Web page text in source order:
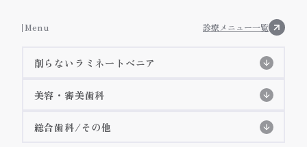
Menu 診療メニュー一覧
削らないラミネートべニア
削らないラミネートべニア
削らないラミネートべニア特設ページ
美容・審美歯科
3Dデジタルマウスピース矯正(審美矯正)
総合歯科/その他